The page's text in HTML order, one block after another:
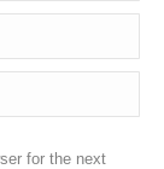
for the next